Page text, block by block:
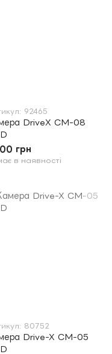
92465
DriveX CM-08
грн
в наявності
80752
Drive-X CM-05